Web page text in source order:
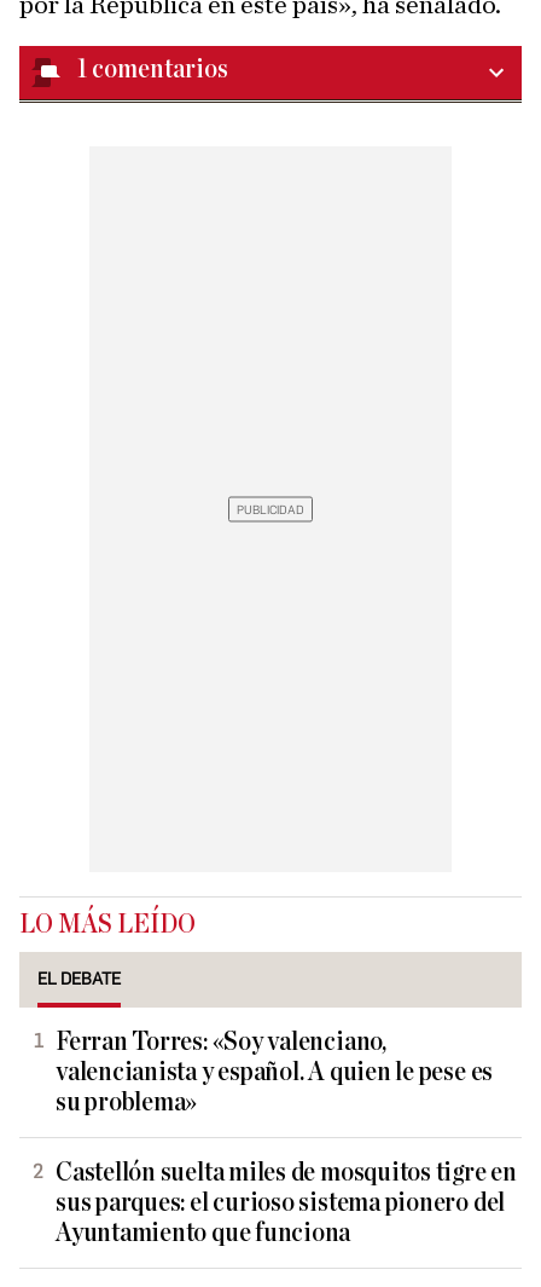
1 comentarios
LO MÁS LEÍDO
EL DEBATE
Ferran Torres: «Soy valenciano,
valencianista y español. A quien le pese es
su problema»
Castellón suelta miles de mosquitos tigre en
sus parques: el curioso sistema pionero del
Ayuntamiento que funciona